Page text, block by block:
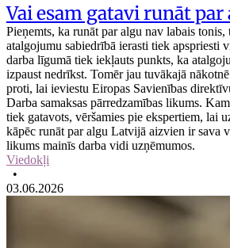
Vai esam gatavi runāt par
Pieņemts, ka runāt par algu nav labais tonis,
atalgojumu sabiedrībā ierasti tiek apspriesti
darba līgumā tiek iekļauts punkts, ka
izpaust nedrīkst. Tomēr jau tuvākajā
proti, lai ieviestu Eiropas Savienības
Darba samaksas pārredzamības likums.
tiek gatavots, vēršamies pie ekspertiem, lai
kāpēc runāt par algu Latvijā aizvien ir sava
likums mainīs darba vidi uzņēmumos.
Viedokļi
•
03.06.2026